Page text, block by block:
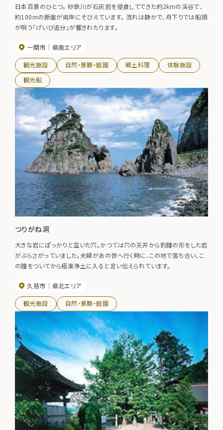
日本百景のひとつ。 砂鉄川が石灰岩を侵食してできた約2kmの渓谷で、
約100mの断崖が両岸にそびえています。 流れは静かで、舟下りでは船頭
が唄う「げいび追分」が響きわたります。
一関市 県南エリア
観光施設 自然・景勝・庭園 郷土料理
体験施設
観光船
つりがね洞
大きな岩にぽっかりと空いた穴。かつては穴の天井から釣鐘の形をした岩
がぶらさがっていました。夫婦があの世へ行く時に、この地で落ち合い、こ
の鐘をついてから極楽浄土に入ると言い伝えられています。
久慈市 県北エリア
観光施設 自然・景勝・庭園